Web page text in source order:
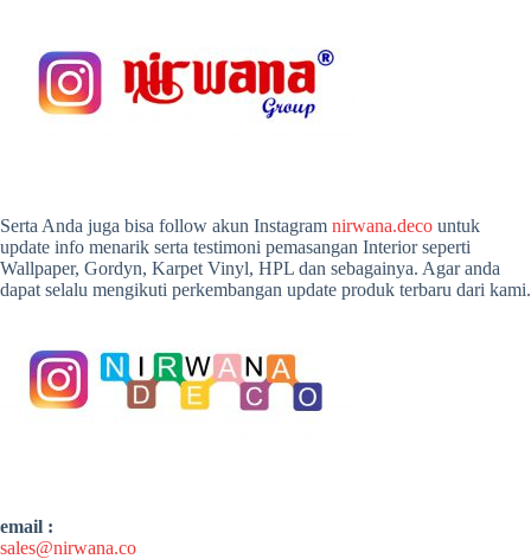
Serta Anda juga bisa follow akun Instagram nirwana.deco untuk
update info menarik serta testimoni pemasangan Interior seperti
Wallpaper, Gordyn, Karpet Vinyl, HPL dan sebagainya. Agar anda
dapat selalu mengikuti perkembangan update produk terbaru dari kami.
email :
sales@nirwana.co